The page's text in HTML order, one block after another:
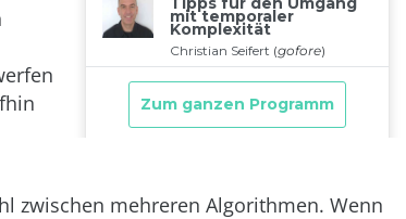
zwischen mehreren Algorithmen. Wenn